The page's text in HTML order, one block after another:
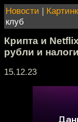
Новости |
клуб
Крипта и
рубли и
15.12.23